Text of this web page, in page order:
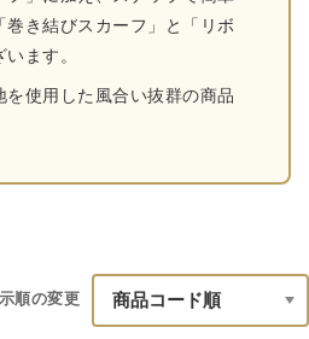
巻き結びスカーフ」と「リボ
ます。
を使用した風合い抜群の商品
順の変更